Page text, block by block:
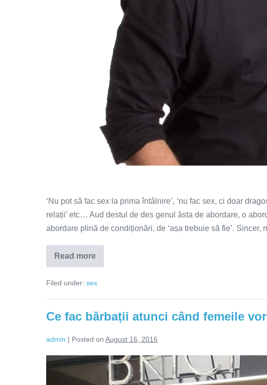
‘Nu pot să fac sex la prima întâlnire’, ‘nu fac sex, ci doar
relații’ etc… Aud destul de des genul ăsta de abordare, o
abordare plină de condiționări, de ‘așa trebuie să fie’. Sincer,
Read more
Așa
trebuie
fie!
Filed under: sex
Ce fac bărbații atunci când femeile
admin | Posted on August 16, 2016
Ce